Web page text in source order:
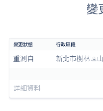
變
重測自 新北市樹林區
詳細資料